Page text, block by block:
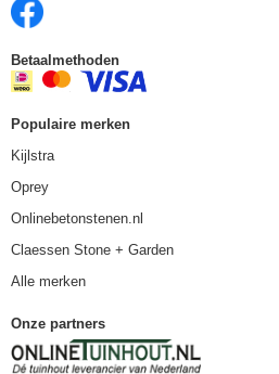
Betaalmethoden
Populaire merken
Kijlstra
Oprey
Onlinebetonstenen.nl
Claessen Stone + Garden
Alle merken
Onze partners